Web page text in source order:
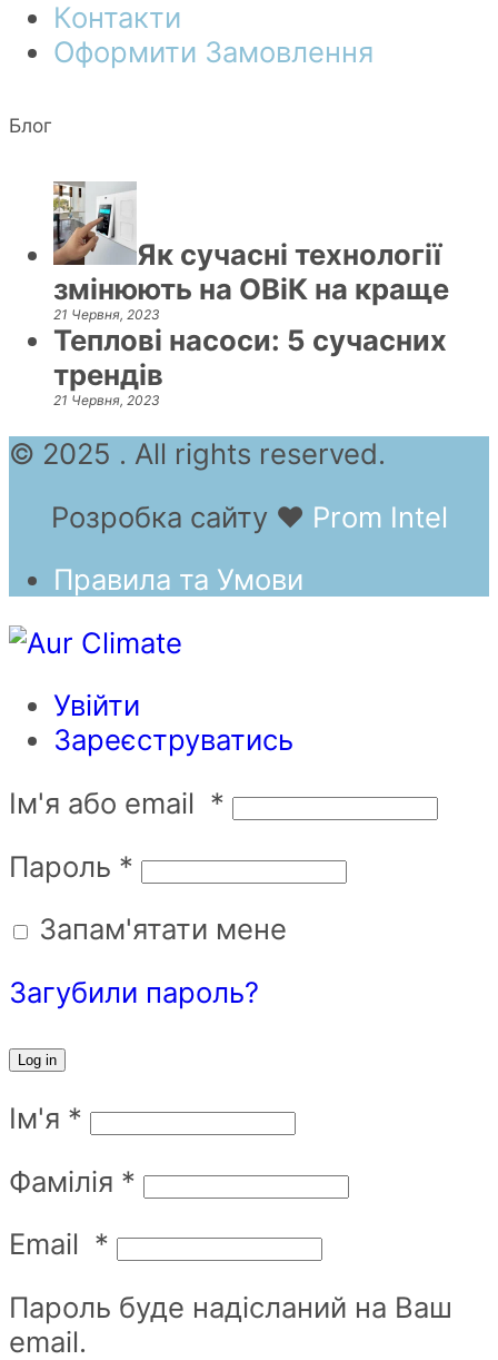
Контакти
Оформити Замовлення
Блог
Як сучасні технології
змінюють на ОВіК на краще
21 Червня, 2023
Теплові насоси: 5 сучасних
трендів
21 Червня, 2023
© 2025 . All rights reserved.
Розробка сайту ❤ Prom Intel
Правила та Умови
Увійти
Зареєструватись
Ім'я або email *
Пароль *
Запам'ятати мене
Загубили пароль?
Log in
Ім'я *
Фамілія *
Email *
Пароль буде надісланий на Ваш
email.